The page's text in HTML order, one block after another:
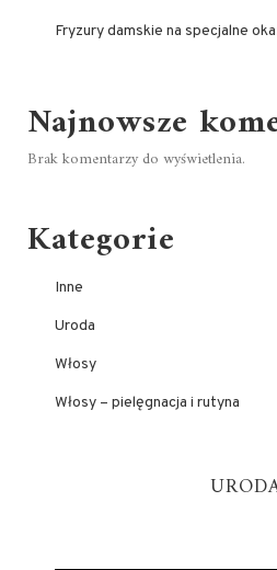
Fryzury damskie na specjalne
Najnowsze
Brak komentarzy do wyświetlenia.
Kategorie
Inne
Uroda
Włosy
Włosy – pielęgnacja i rutyna